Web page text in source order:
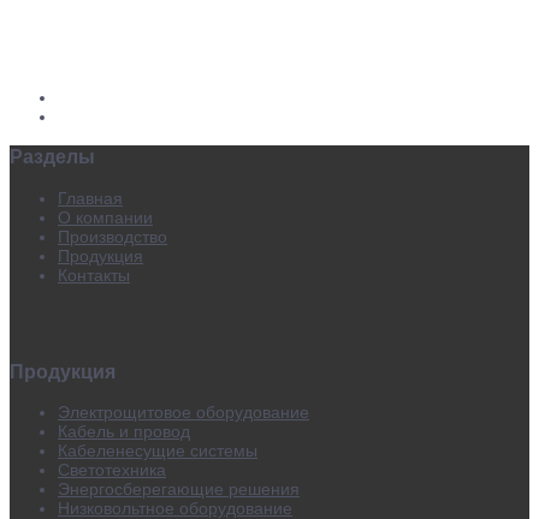
Разделы
Главная
О компании
Производство
Продукция
Контакты
Продукция
Электрощитовое оборудование
Кабель и провод
Кабеленесущие системы
Светотехника
Энергосберегающие решения
Низковольтное оборудование